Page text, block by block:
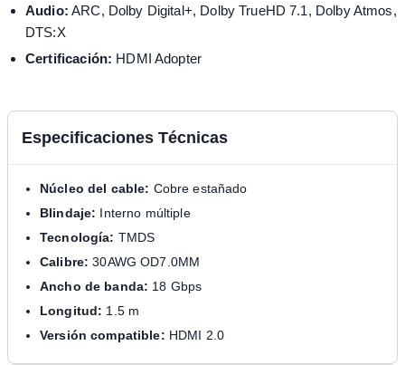
Audio: ARC, Dolby Digital+, Dolby TrueHD 7.1, Dolby Atmos,
DTS:X
Certificación: HDMI Adopter
Especificaciones Técnicas
Núcleo del cable: Cobre estañado
Blindaje: Interno múltiple
Tecnología: TMDS
Calibre: 30AWG OD7.0MM
Ancho de banda: 18 Gbps
Longitud: 1.5 m
Versión compatible: HDMI 2.0